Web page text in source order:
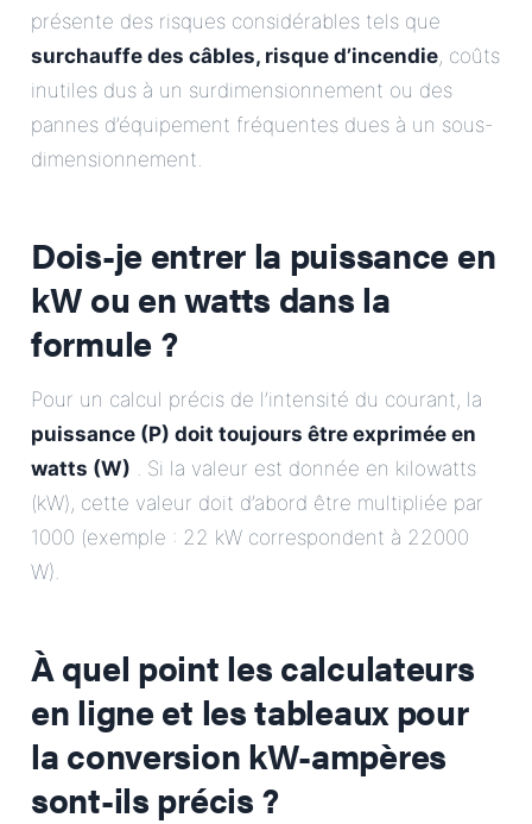
présente des risques considérables tels que
surchauffe des câbles, risque d’incendie, coûts
inutiles dus à un surdimensionnement ou des
pannes d’équipement fréquentes dues à un sous-
dimensionnement.
Dois-je entrer la puissance en
kW ou en watts dans la
formule ?
Pour un calcul précis de l’intensité du courant, la
puissance (P) doit toujours être exprimée en
watts (W) . Si la valeur est donnée en kilowatts
(kW), cette valeur doit d’abord être multipliée par
1000 (exemple : 22 kW correspondent à 22000
W).
À quel point les calculateurs
en ligne et les tableaux pour
la conversion kW-ampères
sont-ils précis ?